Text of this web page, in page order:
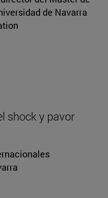
de Navarra
shock y pavor